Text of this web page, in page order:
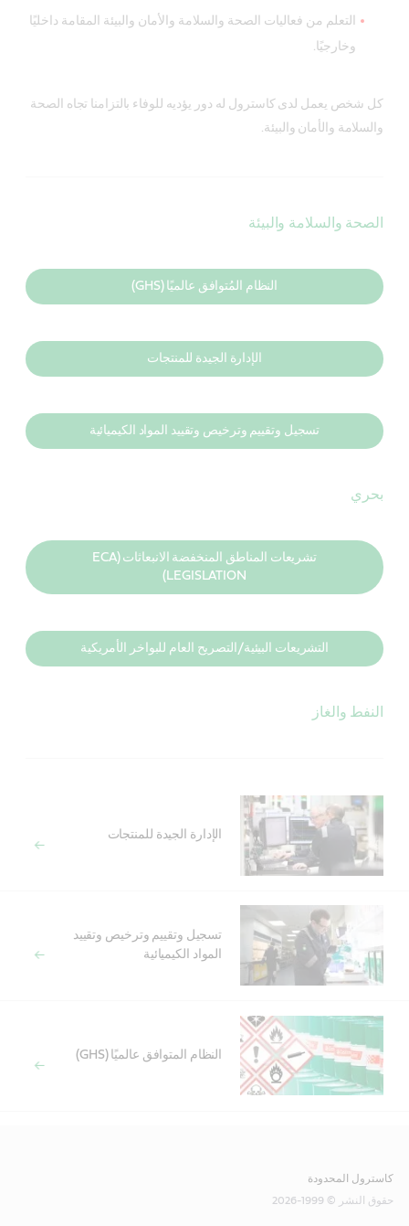
التعلم من فعاليات الصحة والسلامة والأمان والبيئة المقامة داخليًا
وخارجيًا.
كل شخص يعمل لدى كاسترول له دور يؤديه للوفاء بالتزامنا تجاه الصحة
والسلامة والأمان والبيئة.
الصحة والسلامة والبيئة
النظام المُتوافق عالميًا (GHS)
الإدارة الجيدة للمنتجات
تسجيل وتقييم وترخيص وتقييد المواد الكيميائية
بحري
تشريعات المناطق المنخفضة الانبعاثات (ECA
LEGISLATION)
التشريعات البيئية/التصريح العام للبواخر الأمريكية
النفط والغاز
الإدارة الجيدة للمنتجات
تسجيل وتقييم وترخيص وتقييد
المواد الكيميائية
النظام المتوافق عالميًا (GHS)
كاسترول المحدودة
حقوق النشر © 1999-2026